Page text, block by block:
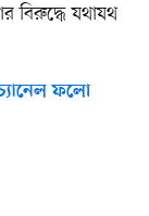
বিরুদ্ধে যথাযথ
ফলো